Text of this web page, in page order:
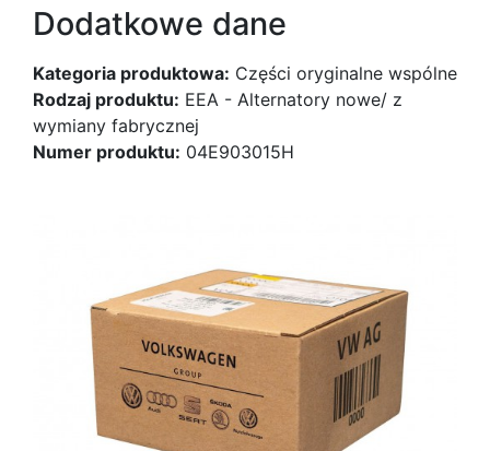
Dodatkowe dane
Kategoria produktowa: Części oryginalne wspólne
Rodzaj produktu: EEA - Alternatory nowe/ z
wymiany fabrycznej
Numer produktu: 04E903015H